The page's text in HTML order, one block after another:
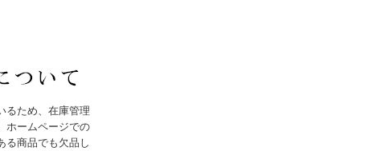
るため、在庫管理
ホームページでの
る商品でも欠品し